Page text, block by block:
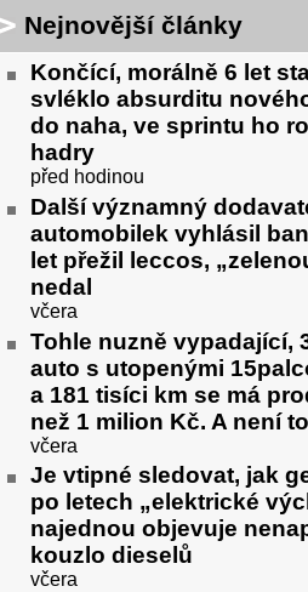
Nejnovější články
Končící, morálně 6 let
svléklo absurditu
do naha, ve sprintu ho
hadry
před hodinou
Další významný
automobilek vyhlásil
let přežil leccos,
nedal
včera
Tohle nuzně vypadající,
auto s utopenými
a 181 tisíci km se má
než 1 milion Kč. A není
včera
Je vtipné sledovat, jak
po letech „elektrické
najednou objevuje
kouzlo dieselů
včera